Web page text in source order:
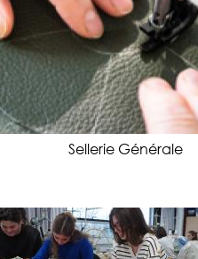
Sellerie Générale